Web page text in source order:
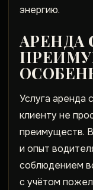
энергию.
АРЕНДА
Услуга аренда
клиенту не
преимуществ.
и опыт
соблюдением
с учётом